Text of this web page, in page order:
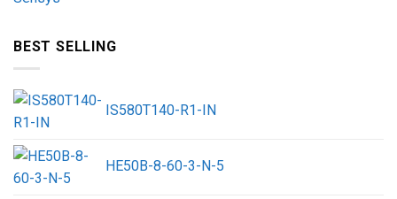
BEST SELLING
IS580T140-R1-IN
HE50B-8-60-3-N-5